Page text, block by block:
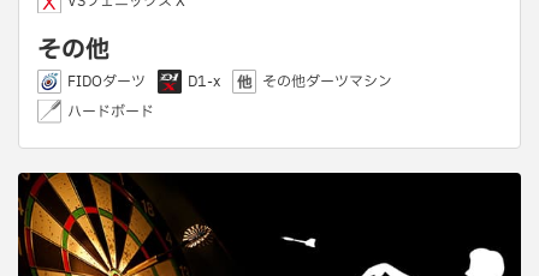
その他
FIDOダーツ D1-x
その他ダーツマシン
ハードボード